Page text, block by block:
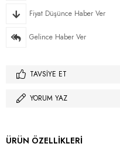
Fiyat Düşünce Haber Ver
Gelince Haber Ver
TAVSIYE ET
YORUM YAZ
ÜRÜN ÖZELLIKLERI